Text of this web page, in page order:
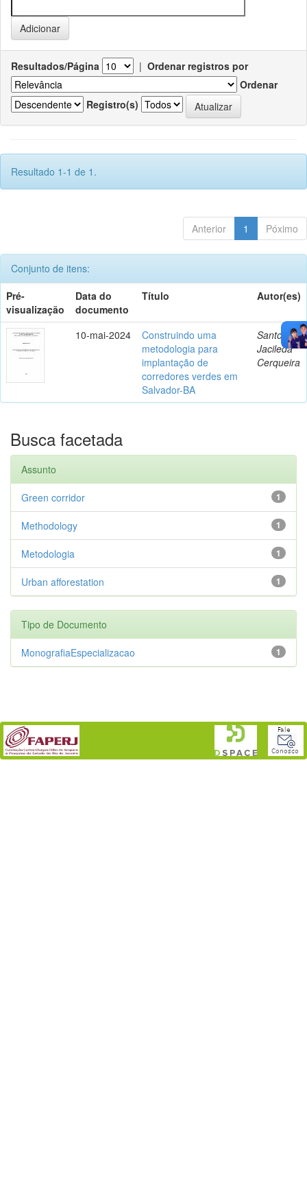
Resultados/Página | Ordenar registros por
Ordenar
Registro(s)
Resultado 1-1 de 1.
Anterior 1 Póximo
Conjunto de itens:
Pré-
visualização
Data do
documento
Título Autor(es)
10-mai-2024
Construindo uma
metodologia para
implantação de
corredores verdes em
Salvador-BA
Santos,
Jacileda
Cerqueira
Busca facetada
Assunto
1
Green corridor
1
Methodology
1
Metodologia
1
Urban afforestation
Tipo de Documento
1
MonografiaEspecializacao